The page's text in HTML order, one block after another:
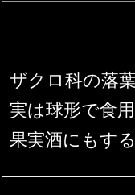
ザクロ科の落葉
実は球形で食用
果実酒にもする